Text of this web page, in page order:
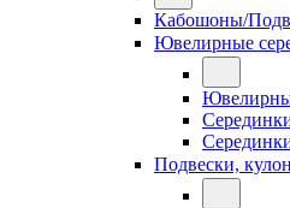
Кабошоны/
Ювелирные
Подвески,